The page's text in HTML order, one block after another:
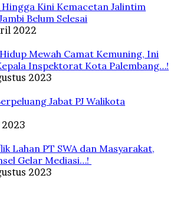
Hingga Kini Kemacetan Jalintim
Belum Selesai
2022
Mewah Camat Kemuning, Ini
Inspektorat Kota Palembang…!
2023
Jabat PJ Walikota
2023
Lahan PT SWA dan Masyarakat,
Gelar Mediasi…!
2023